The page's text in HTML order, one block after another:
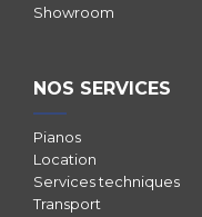
Showroom
NOS SERVICES
Pianos
Location
Services techniques
Transport